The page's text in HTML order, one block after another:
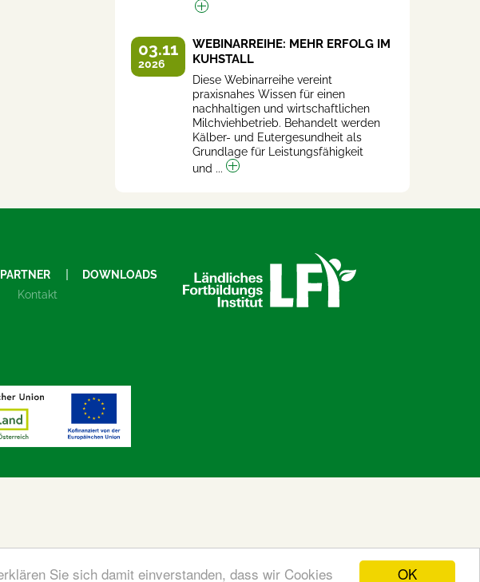
OK
Sie sich damit einverstanden, dass wir Cookies
03.11
2026
WEBINARREIHE: MEHR ERFOLG IM
KUHSTALL
Diese Webinarreihe vereint
praxisnahes Wissen für einen
nachhaltigen und wirtschaftlichen
Milchviehbetrieb. Behandelt werden
Kälber- und Eutergesundheit als
Grundlage für Leistungsfähigkeit
und ...
DOWNLOADS
Kontakt